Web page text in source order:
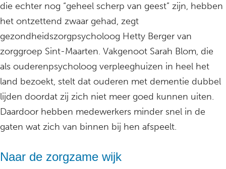
die echter nog “geheel scherp van geest” zijn, hebben
het ontzettend zwaar gehad, zegt
gezondheidszorgpsycholoog Hetty Berger van
zorggroep Sint-Maarten. Vakgenoot Sarah Blom, die
als ouderenpsycholoog verpleeghuizen in heel het
land bezoekt, stelt dat ouderen met dementie dubbel
lijden doordat zij zich niet meer goed kunnen uiten.
Daardoor hebben medewerkers minder snel in de
gaten wat zich van binnen bij hen afspeelt.
Naar de zorgzame wijk